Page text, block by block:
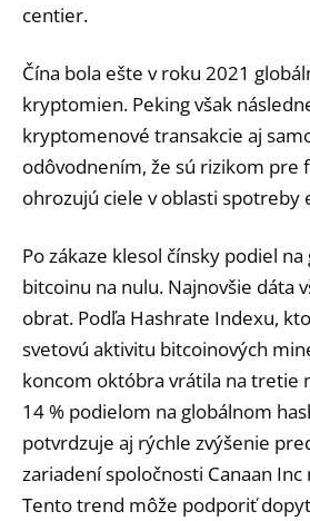
centier.
Čína bola ešte v roku 2021
kryptomien. Peking však
kryptomenové transakcie aj
odôvodnením, že sú rizikom pre
ohrozujú ciele v oblasti spotreby
Po zákaze klesol čínsky podiel
bitcoinu na nulu. Najnovšie dáta
obrat. Podľa Hashrate Indexu,
svetovú aktivitu bitcoinových
koncom októbra vrátila na tretie
14 % podielom na globálnom
potvrdzuje aj rýchle zvýšenie
zariadení spoločnosti Canaan
Tento trend môže podporiť